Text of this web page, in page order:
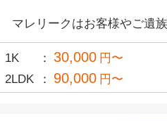
マレリークはお客様やご遺
1K 30,000 円〜
2LDK
90,000 円〜